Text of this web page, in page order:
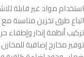
استخدام مواد غير قابلة
اتباع طرق تخزين مناسبة مع
تركيب أنظمة إنذار وإطفاء
توفير مخارج إضافية